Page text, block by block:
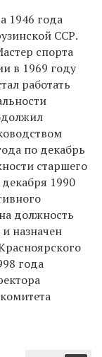
1946 года
ССР.
спорта
в 1969 году
работать
по декабрь
старшего
1990
должность
назначен
года